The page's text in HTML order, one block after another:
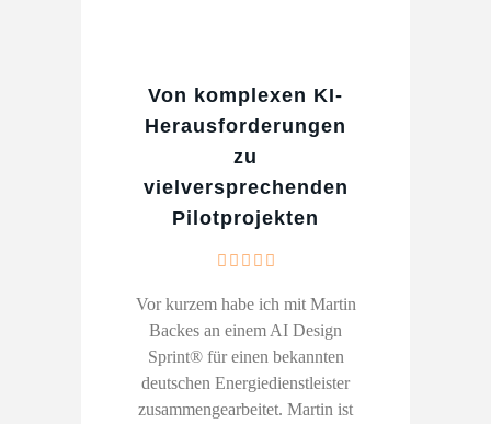
Von komplexen KI-
Herausforderungen
zu
vielversprechenden
Pilotprojekten
Vor kurzem habe ich mit Martin
Backes an einem AI Design
Sprint® für einen bekannten
deutschen Energiedienstleister
zusammengearbeitet. Martin ist